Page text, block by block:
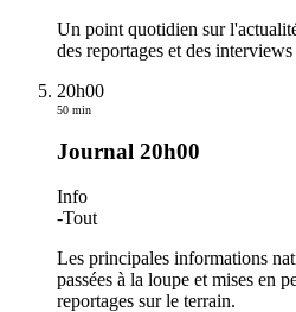
Un point quotidien sur
des reportages et des
20h00
50 min
Journal 20h00
Info
-Tout
Les principales informations
passées à la loupe et mises en
reportages sur le terrain.